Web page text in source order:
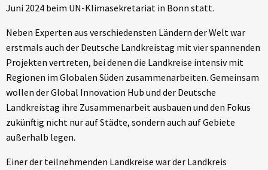
Juni 2024 beim UN-Klimasekretariat in Bonn statt.
Neben Experten aus verschiedensten Ländern der Welt war
erstmals auch der Deutsche Landkreistag mit vier spannenden
Projekten vertreten, bei denen die Landkreise intensiv mit
Regionen im Globalen Süden zusammenarbeiten. Gemeinsam
wollen der Global Innovation Hub und der Deutsche
Landkreistag ihre Zusammenarbeit ausbauen und den Fokus
zukünftig nicht nur auf Städte, sondern auch auf Gebiete
außerhalb legen.
Einer der teilnehmenden Landkreise war der Landkreis